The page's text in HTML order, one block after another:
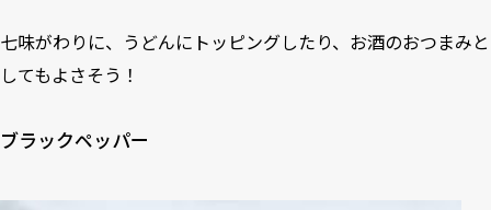
七味がわりに、うどんにトッピングしたり、お酒のおつまみと
してもよさそう！
ブラックペッパー